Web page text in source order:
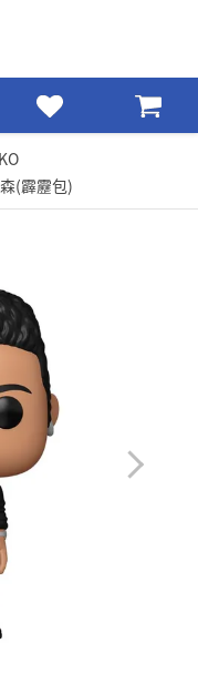
(霹靂包)